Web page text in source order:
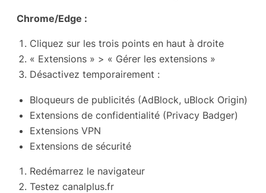
Chrome/Edge :
Cliquez sur les trois points en haut à droite
« Extensions » > « Gérer les extensions »
Désactivez temporairement :
Bloqueurs de publicités (AdBlock, uBlock Origin)
Extensions de confidentialité (Privacy Badger)
Extensions VPN
Extensions de sécurité
Redémarrez le navigateur
Testez canalplus.fr